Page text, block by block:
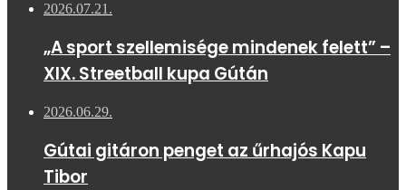
2026.07.21.
„A sport szellemisége mindenek felett” –
XIX. Streetball kupa Gútán
2026.06.29.
Gútai gitáron penget az űrhajós Kapu
Tibor